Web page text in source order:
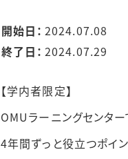
開始日： 2024.07.08
終了日： 2024.07.29
【学内者限定】
OMUラーニングセンター
4年間ずっと役立つポイ